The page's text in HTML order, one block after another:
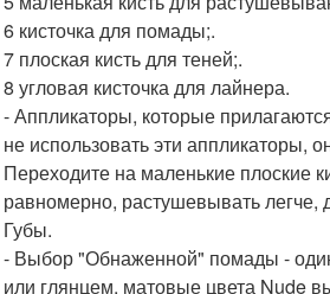
6 кисточка для помады;.
7 плоская кисть для теней;.
8 угловая кисточка для лайнера.
- Аппликаторы, которые
не использовать эти аппликаторы,
Переходите на маленькие плоские
равномерно, растушевывать легче,
Губы.
- Выбор "Обнаженной" помады -
или глянцем, матовые цвета Nude